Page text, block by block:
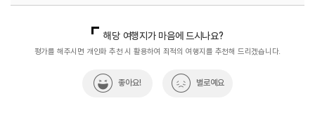
#천안유물 #천안전시 #충청권
열린관광콘텐츠팀(열린관광-모두의여행)
033-738-3425
해당 여행지가 마음에 드시나요?
평가를 해주시면 개인화 추천 시 활용하여 최적의 여행지를 추천해 드리겠습니다.
좋아요! 별로예요